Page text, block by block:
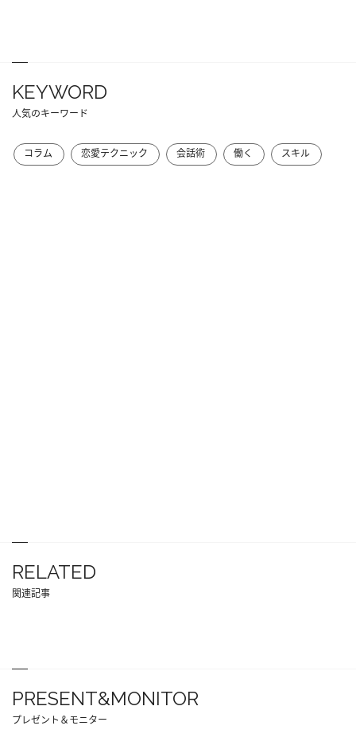
KEYWORD
人気のキーワード
コラム 恋愛テクニック 会話術 働く スキル
RELATED
関連記事
PRESENT&MONITOR
プレゼント＆モニター